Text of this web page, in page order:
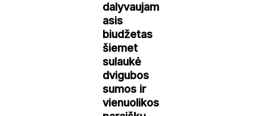
dalyvaujam
asis
biudžetas
šiemet
sulaukė
dvigubos
sumos ir
vienuolikos